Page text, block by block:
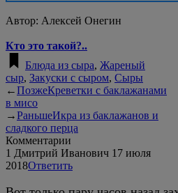
Автор: Алексей Онегин
Кто это такой?..
Блюда из сыра, Жареный
сыр, Закуски с сыром, Сыры
←ПозжеКреветки с баклажанами
в мисо
→РаньшеИкра из баклажанов и
сладкого перца
Комментарии
1 Дмитрий Иванович 17 июля
2018Ответить